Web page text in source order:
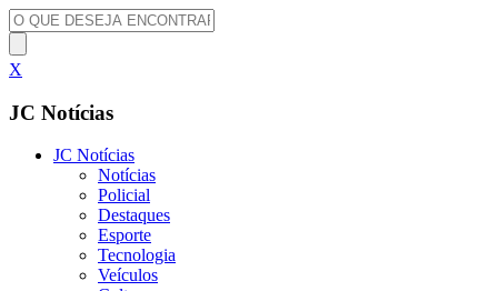
X
JC Notícias
JC Notícias
Notícias
Policial
Destaques
Esporte
Tecnologia
Veículos